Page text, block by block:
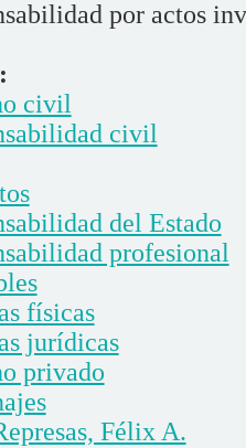
por actos
civil
civil
del Estado
profesional
físicas
jurídicas
privado
Félix A.